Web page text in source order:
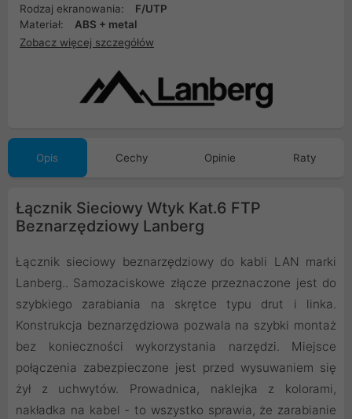
Rodzaj ekranowania:
F/UTP
Materiał:
ABS + metal
Zobacz więcej szczegółów
Opis Cechy Opinie Raty
Łącznik Sieciowy Wtyk Kat.6 FTP
Beznarzędziowy Lanberg
Łącznik sieciowy beznarzędziowy do kabli LAN marki
Lanberg.. Samozaciskowe złącze przeznaczone jest do
szybkiego zarabiania na skrętce typu drut i linka.
Konstrukcja beznarzędziowa pozwala na szybki montaż
bez konieczności wykorzystania narzędzi. Miejsce
połączenia zabezpieczone jest przed wysuwaniem się
żył z uchwytów. Prowadnica, naklejka z kolorami,
nakładka na kabel - to wszystko sprawia, że zarabianie